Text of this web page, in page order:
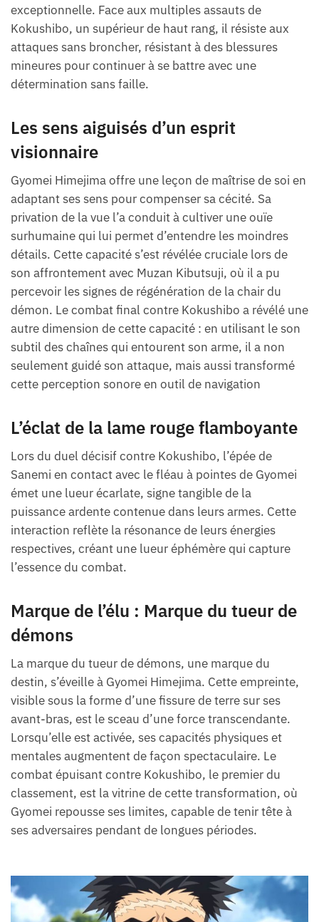
exceptionnelle. Face aux multiples assauts de
Kokushibo, un supérieur de haut rang, il résiste aux
attaques sans broncher, résistant à des blessures
mineures pour continuer à se battre avec une
détermination sans faille.
Les sens aiguisés d’un esprit
visionnaire
Gyomei Himejima offre une leçon de maîtrise de soi en
adaptant ses sens pour compenser sa cécité. Sa
privation de la vue l’a conduit à cultiver une ouïe
surhumaine qui lui permet d’entendre les moindres
détails. Cette capacité s’est révélée cruciale lors de
son affrontement avec Muzan Kibutsuji, où il a pu
percevoir les signes de régénération de la chair du
démon. Le combat final contre Kokushibo a révélé une
autre dimension de cette capacité : en utilisant le son
subtil des chaînes qui entourent son arme, il a non
seulement guidé son attaque, mais aussi transformé
cette perception sonore en outil de navigation
L’éclat de la lame rouge flamboyante
Lors du duel décisif contre Kokushibo, l’épée de
Sanemi en contact avec le fléau à pointes de Gyomei
émet une lueur écarlate, signe tangible de la
puissance ardente contenue dans leurs armes. Cette
interaction reflète la résonance de leurs énergies
respectives, créant une lueur éphémère qui capture
l’essence du combat.
Marque de l’élu : Marque du tueur de
démons
La marque du tueur de démons, une marque du
destin, s’éveille à Gyomei Himejima. Cette empreinte,
visible sous la forme d’une fissure de terre sur ses
avant-bras, est le sceau d’une force transcendante.
Lorsqu’elle est activée, ses capacités physiques et
mentales augmentent de façon spectaculaire. Le
combat épuisant contre Kokushibo, le premier du
classement, est la vitrine de cette transformation, où
Gyomei repousse ses limites, capable de tenir tête à
ses adversaires pendant de longues périodes.